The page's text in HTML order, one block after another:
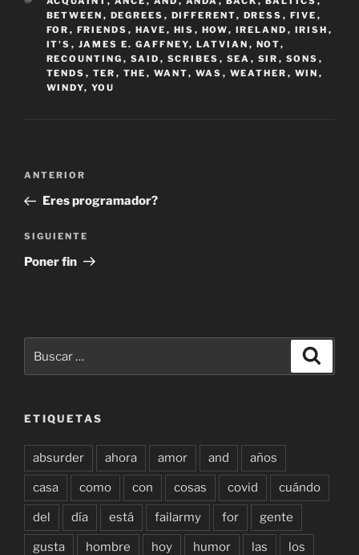
BETWEEN , DEGREES , DIFFERENT, DRESS , FIVE ,
FOR , FRIENDS , HAVE , HIS , HOW, IRELAND , IRISH ,
IT'S , JAMES E. GAFFNEY, LATVIAN , NOT,
RECOUNTING , SAID , SCRIBES , SEA , SIR , SONS ,
TENDS , TER , THE , WANT, WAS , WEATHER , WIN ,
WINDY, YOU
Navegación
entradas
Entrada
anterior:
ANTERIOR
Eres programador?
Siguiente
entrada
SIGUIENTE
Poner fin
por:
ETIQUETAS
absurder ahora amor and años
casa como con cosas covid cuándo
del día está failarmy for gente
gusta hombre hoy humor las los